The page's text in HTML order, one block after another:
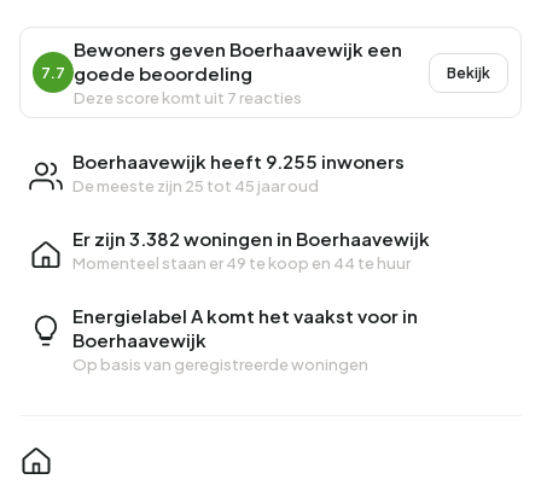
7.7
Bewoners geven Boerhaavewijk een
goede beoordeling
Deze score komt uit 7 reacties
Bekijk
Boerhaavewijk heeft 9.255 inwoners
De meeste zijn 25 tot 45 jaar oud
Er zijn 3.382 woningen in Boerhaavewijk
Momenteel staan er49 te koop en 44 te huur
Energielabel A komt het vaakst voor in
Boerhaavewijk
Op basis van geregistreerde woningen